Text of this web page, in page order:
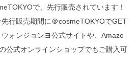
で、先行販売されています！
行販売期間に＠cosmeTOKYOでGET
ォンジョンヨ公式サイトや、Amazo
公式オンラインショップでもご購入可